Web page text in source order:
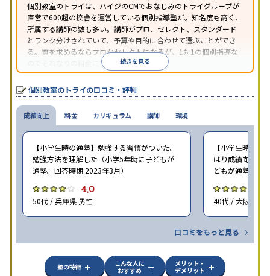
個別教室のトライは、ハイジのCMでおなじみのトライグループが
直営で600超の校舎を運営している個別指導塾だ。知名度も高く、
所属する講師の数も多い。講師がプロ、セレクト、スタンダード
とランク分けされていて、予算や目的に合わせて選ぶことができ
る。質を求めるならプロかセレクトになるが、1対1の個別指導な
のでそれなりの料金になる。続きを見る
個別教室のトライの口コミ・評判
成績向上
【小学生時の通塾】勉強する習慣がついた。
勉強方法を理解した（小学5年時に子どもが
通塾。回答時期:2023年3月）
4.0
50代 / 兵庫県 男性
【小学生時の通
はり成績向上に
どもが通塾。回
40代 / 大阪府 女
口コミをもっと見る
料金 カリキュラム 講師 環境
塾の特徴
こんな人に
おすすめ
メリット・
デメリット